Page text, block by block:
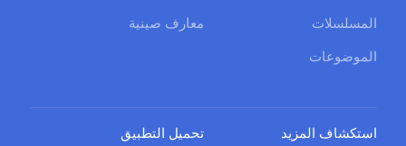
المسلسلات
معارف صينية
الموضوعات
استكشاف المزيد تحميل التطبيق